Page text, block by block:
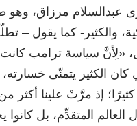
عبدالسلام مرزاق، وهو
والكثير- كما يقول –
«لِأنَّ سياسة ترامب كانت
كان الكثير يتمنّى
كثيرًا؛ إذ مرَّتْ علينا
العالم المتقدِّم، بل